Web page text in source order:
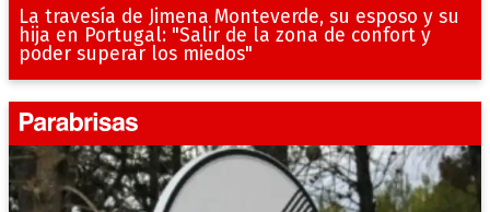
La travesía de Jimena Monteverde, su esposo y su
hija en Portugal: "Salir de la zona de confort y
poder superar los miedos"